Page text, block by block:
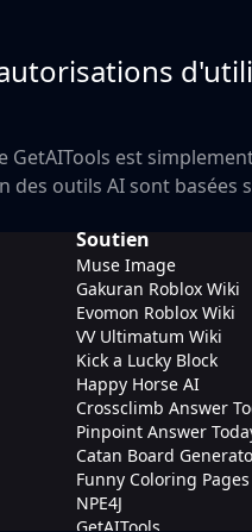
GetAITools est
outils AI sont basées
Soutien
Muse Image
Gakuran Roblox Wiki
Evomon Roblox Wiki
VV Ultimatum Wiki
Kick a Lucky Block
Happy Horse AI
Crossclimb Answer
Pinpoint Answer
Catan Board
Funny Coloring Pages
NPE4J
GetAITools